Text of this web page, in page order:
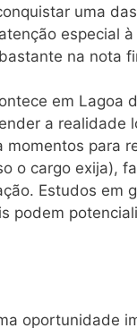
uma
especial
na nota
em Lagoa
a realidade
para
o cargo exija),
Estudos em
podem
oportunidade